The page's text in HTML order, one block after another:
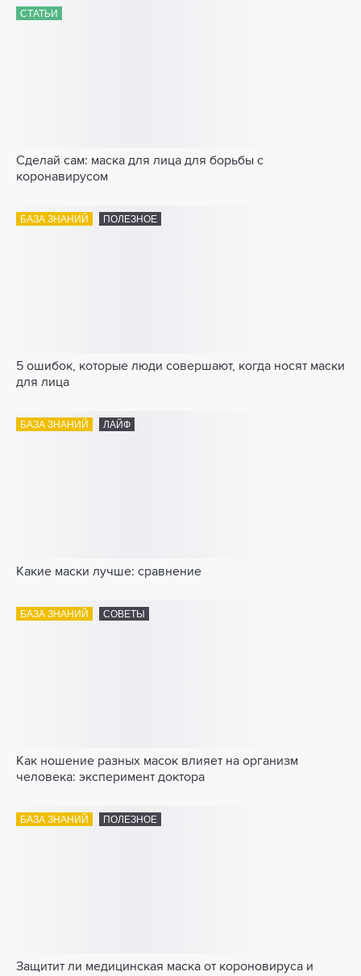
СТАТЬИ
Сделай сам: маска для лица для борьбы с
коронавирусом
БАЗА ЗНАНИЙ ПОЛЕЗНОЕ
5 ошибок, которые люди совершают, когда носят маски
для лица
БАЗА ЗНАНИЙ ЛАЙФ
Какие маски лучше: сравнение
БАЗА ЗНАНИЙ СОВЕТЫ
Как ношение разных масок влияет на организм
человека: эксперимент доктора
БАЗА ЗНАНИЙ ПОЛЕЗНОЕ
Защитит ли медицинская маска от короновируса и